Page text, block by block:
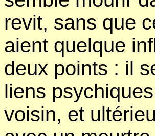
revit, sans que
aient quelque
deux points : il
liens
voisin, et